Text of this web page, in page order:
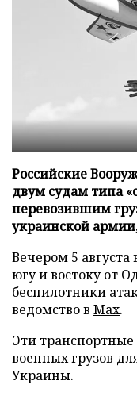
Российские
двум судам типа
перевозившим
украинской
Вечером 5
югу и востоку от
беспилотники
ведомство в Max.
Эти транспортные
военных грузов
Украины.